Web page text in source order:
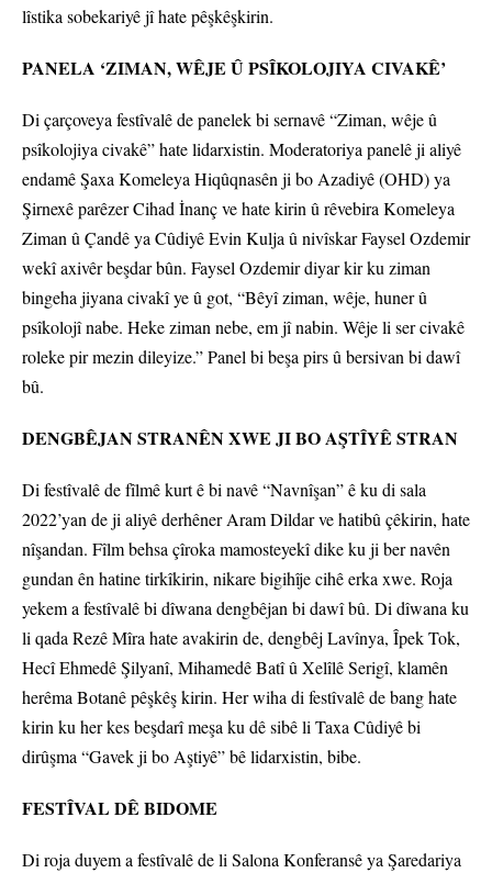
lîstika sobekariyê jî hate pêşkêşkirin.
PANELA ‘ZIMAN, WÊJE Û PSÎKOLOJIYA CIVAKÊ’
Di çarçoveya festîvalê de panelek bi sernavê “Ziman, wêje û
psîkolojiya civakê” hate lidarxistin. Moderatoriya panelê ji aliyê
endamê Şaxa Komeleya Hiqûqnasên ji bo Azadiyê (OHD) ya
Şirnexê parêzer Cihad İnanç ve hate kirin û rêvebira Komeleya
Ziman û Çandê ya Cûdiyê Evin Kulja û nivîskar Faysel Ozdemir
wekî axivêr beşdar bûn. Faysel Ozdemir diyar kir ku ziman
bingeha jiyana civakî ye û got, “Bêyî ziman, wêje, huner û
psîkolojî nabe. Heke ziman nebe, em jî nabin. Wêje li ser civakê
roleke pir mezin dileyize.” Panel bi beşa pirs û bersivan bi dawî
bû.
DENGBÊJAN STRANÊN XWE JI BO AŞTÎYÊ STRAN
Di festîvalê de fîlmê kurt ê bi navê “Navnîşan” ê ku di sala
2022’yan de ji aliyê derhêner Aram Dildar ve hatibû çêkirin, hate
nîşandan. Fîlm behsa çîroka mamosteyekî dike ku ji ber navên
gundan ên hatine tirkîkirin, nikare bigihîje cihê erka xwe. Roja
yekem a festîvalê bi dîwana dengbêjan bi dawî bû. Di dîwana ku
li qada Rezê Mîra hate avakirin de, dengbêj Lavînya, Îpek Tok,
Hecî Ehmedê Şilyanî, Mihamedê Batî û Xelîlê Serigî, klamên
herêma Botanê pêşkêş kirin. Her wiha di festîvalê de bang hate
kirin ku her kes beşdarî meşa ku dê sibê li Taxa Cûdiyê bi
dirûşma “Gavek ji bo Aştiyê” bê lidarxistin, bibe.
FESTÎVAL DÊ BIDOME
Di roja duyem a festîvalê de li Salona Konferansê ya Şaredariya